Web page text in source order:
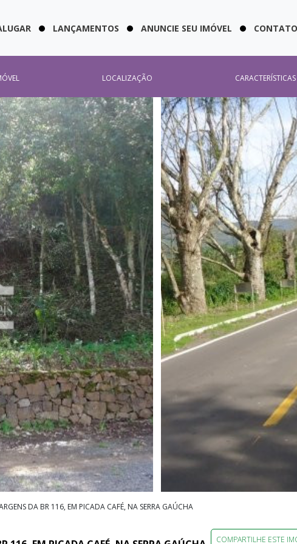
LANÇAMENTOS ANUNCIE SEU IMÓVEL
LOCALIZAÇÃO
DA BR 116, EM PICADA CAFÉ, NA SERRA GAÚCHA
COMPARTILHE ESTE